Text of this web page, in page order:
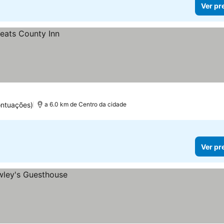
Ver
a 6.0 km de Centro da cidade
Ver